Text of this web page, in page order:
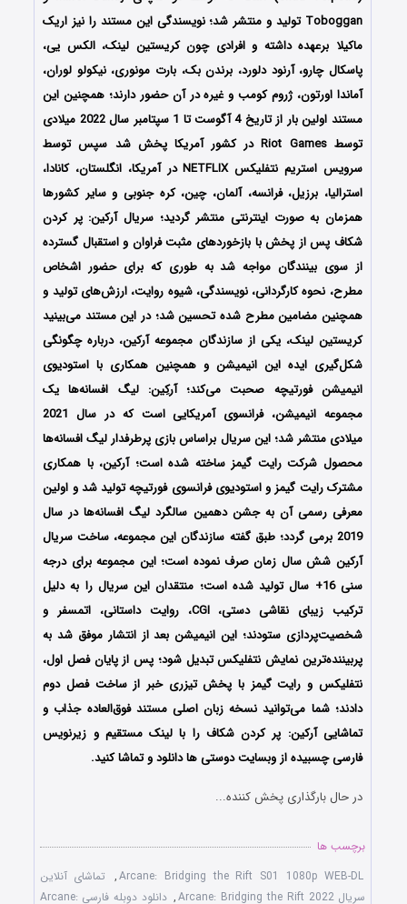
Toboggan تولید و منتشر شد؛ نویسندگی این مستند را نیز اریک
ماکیلا برعهده داشته و افرادی چون کریستین لینک، الکس یی،
پاسکال چارو، آرنود دلورد، برندن بک، بارت مونوری، نیکولو لوران،
آماندا اورتون، ژروم کومب و غیره در آن حضور دارند؛ همچنین این
مستند اولین بار از تاریخ 4 آگوست تا 1 سپتامبر سال 2022 میلادی
توسط Riot Games در کشور آمریکا پخش شد سپس توسط
سرویس استریم نتفلیکس NETFLIX در آمریکا، انگلستان، کانادا،
استرالیا، برزیل، فرانسه، آلمان، چین، کره جنوبی و سایر کشورها
همزمان به صورت اینترنتی منتشر گردید؛ سریال آرکین: پر کردن
شکاف پس از پخش با بازخوردهای مثبت فراوان و استقبال گسترده
از سوی بینندگان مواجه شد به طوری که برای حضور اشخاص
مطرح، نحوه کارگردانی، نویسندگی، شیوه روایت، ارزش‌های تولید و
همچنین مضامین مطرح شده تحسین شد؛ در این مستند می‌بینید
کریستین لینک، یکی از سازندگان مجموعه آرکین، درباره چگونگی
شکل‌گیری ایده این انیمیشن و همچنین همکاری با استودیوی
انیمیشن فورتیچه صحبت می‌کند؛ آرکِین: لیگ افسانه‌ها یک
مجموعه انیمیشن، فرانسوی آمریکایی است که در سال 2021
میلادی منتشر شد؛ این سریال براساس بازی پرطرفدار لیگ افسانه‌ها
محصول شرکت رایت گیمز ساخته شده است؛ آرکین، با همکاری
مشترک رایت گیمز و استودیوی فرانسوی فورتیچه تولید شد و اولین
معرفی رسمی آن به جشن دهمین سالگرد لیگ افسانه‌ها در سال
2019 برمی گردد؛ طبق گفته سازندگان این مجموعه، ساخت سریال
آرکین شش سال زمان صرف نموده است؛ این مجموعه برای درجه
سنی 16+ سال تولید شده‌ است؛ منتقدان این سریال را به دلیل
ترکیب زیبای نقاشی دستی، CGI، روایت داستانی، اتمسفر و
شخصیت‌پردازی ستودند؛ این انیمیشن بعد از انتشار موفق شد به
پربیننده‌ترین نمایش نتفلیکس تبدیل شود؛ پس از پایان فصل اول،
نتفلیکس و رایت گیمز با پخش تیزری خبر از ساخت فصل دوم
دادند؛ شما می‌توانید نسخه زبان اصلی مستند فوق‌العاده جذاب و
تماشایی آرکین: پر کردن شکاف را با لینک مستقیم و زیرنویس
فارسی چسبیده از وبسایت دوستی ها دانلود و تماشا کنید.
در حال بارگذاری پخش کننده...
برچسب ها
Arcane: Bridging the Rift S01 1080p WEB-DL
, تماشای آنلاین
سریال Arcane: Bridging the Rift 2022
, دانلود دوبله فارسی Arcane: